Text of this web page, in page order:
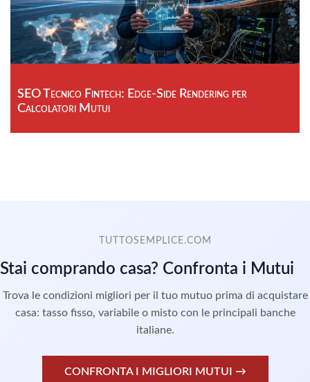
SEO Tecnico Fintech: Edge-Side Rendering per
Calcolatori Mutui
TUTTOSEMPLICE.COM
Stai comprando casa? Confronta i Mutui
Trova le condizioni migliori per il tuo mutuo prima di acquistare
casa: tasso fisso, variabile o misto con le principali banche
italiane.
CONFRONTA I MIGLIORI MUTUI →